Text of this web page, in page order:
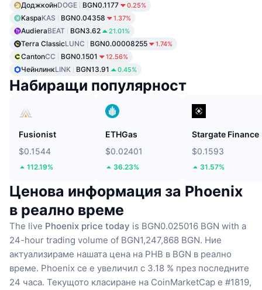
ДоджкойнDOGE BGN0.1177 0.25%
KaspaKAS BGN0.04358 1.37%
AudieraBEAT BGN3.62 21.01%
Terra ClassicLUNC BGN0.00008255 1.74%
CantonCC BGN0.1501 12.56%
ЧейнлинкLINK BGN13.91 0.45%
Набиращи популярност
Fusionist
$0.1544
112.19%
ETHGas
$0.02401
36.23%
Stargate Finance
$0.1593
31.57%
Ценова информация за Phoenix
в реално време
The live Phoenix price today is BGN0.025016 BGN with a
24-hour trading volume of BGN1,247,868 BGN. Ние
актуализираме нашата цена на PHB в BGN в реално
време. Phoenix се е увеличил с 3.18 % през последните
24 часа. Текущото класиране на CoinMarketCap е #1819,